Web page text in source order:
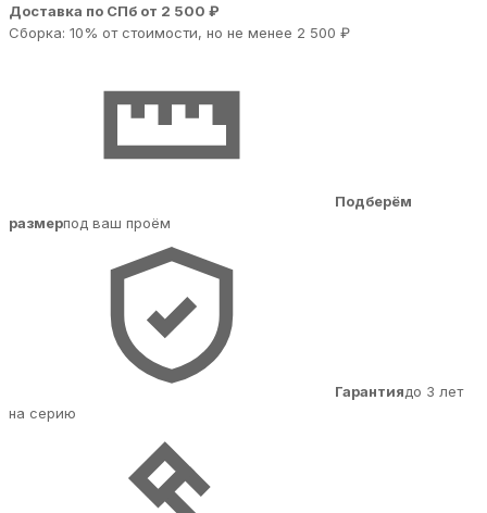
Доставка по СПб от 2 500 ₽
Сборка: 10% от стоимости, но не менее 2 500 ₽
Подберём
размерпод ваш проём
Гарантиядо 3 лет
на серию